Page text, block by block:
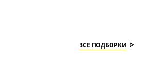
ВСЕ ПОДБОРКИ